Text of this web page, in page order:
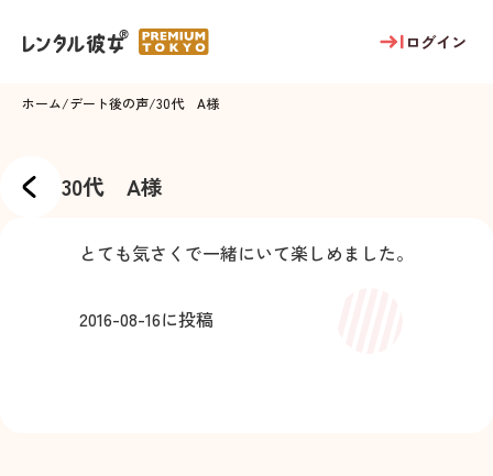
ログイン
ホーム/デート後の声/30代 A様
30代 A様
とても気さくで一緒にいて楽しめました。
2016-08-16に投稿